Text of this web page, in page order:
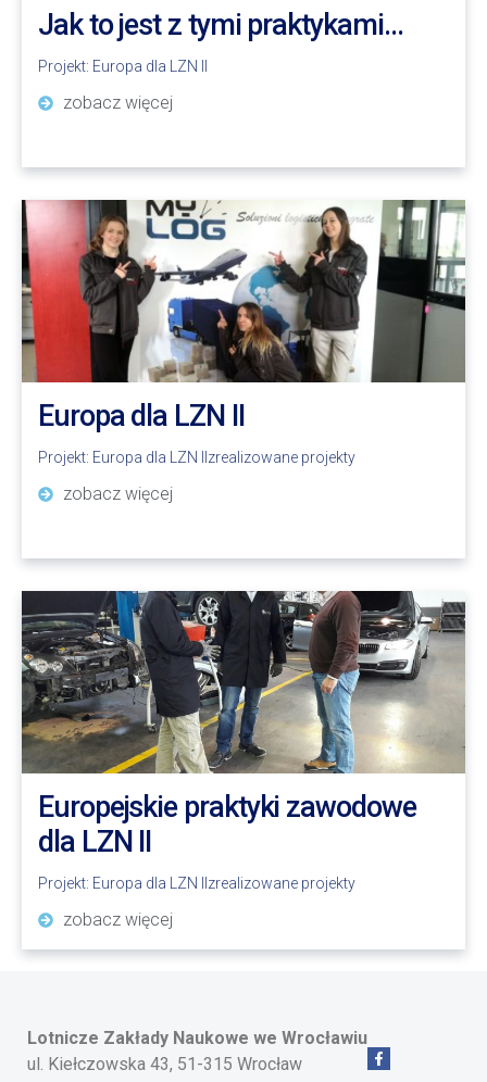
Jak to jest z tymi praktykami…
Projekt: Europa dla LZN II
zobacz więcej
Europa dla LZN II
Projekt: Europa dla LZN II zrealizowane projekty
zobacz więcej
Europejskie praktyki zawodowe
dla LZN II
Projekt: Europa dla LZN II zrealizowane projekty
zobacz więcej
Lotnicze Zakłady Naukowe we Wrocławiu
ul. Kiełczowska 43, 51-315 Wrocław